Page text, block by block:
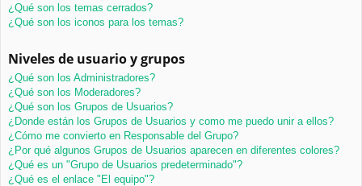
¿Qué son los temas cerrados?
¿Qué son los iconos para los temas?
Niveles de usuario y grupos
¿Qué son los Administradores?
¿Qué son los Moderadores?
¿Qué son los Grupos de Usuarios?
¿Donde están los Grupos de Usuarios y como me puedo unir a ellos?
¿Cómo me convierto en Responsable del Grupo?
¿Por qué algunos Grupos de Usuarios aparecen en diferentes colores?
¿Qué es un "Grupo de Usuarios predeterminado"?
¿Qué es el enlace "El equipo"?